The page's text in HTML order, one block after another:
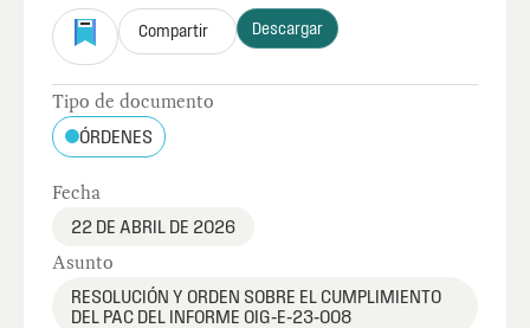
Compartir Descargar
Tipo de documento
ÓRDENES
Fecha
22 DE ABRIL DE 2026
Asunto
RESOLUCIÓN Y ORDEN SOBRE EL CUMPLIMIENTO
DEL PAC DEL INFORME OIG‑E‑23‑008